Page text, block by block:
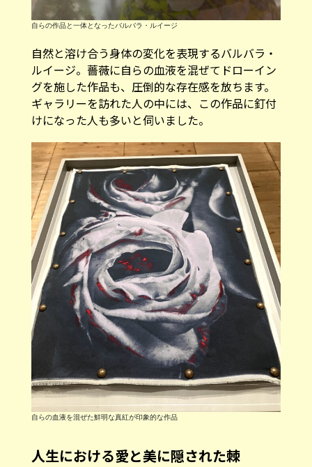
自らの作品と一体となったバルバラ・ルイージ
自然と溶け合う身体の変化を表現するバルバラ・
ルイージ。薔薇に自らの血液を混ぜてドローイン
グを施した作品も、圧倒的な存在感を放ちます。
ギャラリーを訪れた人の中には、この作品に釘付
けになった人も多いと伺いました。
自らの血液を混ぜた鮮明な真紅が印象的な作品
人生における愛と美に隠された棘